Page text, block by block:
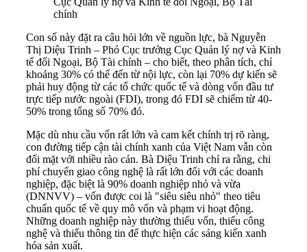
chính
Con số này đặt ra câu hỏi lớn về nguồn lực, bà Nguyễn
Thị Diệu Trinh – Phó Cục trưởng Cục Quản lý nợ và Kinh
tế đối Ngoại, Bộ Tài chính – cho biết, theo phân tích, chỉ
khoảng 30% có thể đến từ nội lực, còn lại 70% dự kiến sẽ
phải huy động từ các tổ chức quốc tế và dòng vốn đầu tư
trực tiếp nước ngoài (FDI), trong đó FDI sẽ chiếm từ 40-
50% trong tổng số 70% đó.
Mặc dù nhu cầu vốn rất lớn và cam kết chính trị rõ ràng,
con đường tiếp cận tài chính xanh của Việt Nam vẫn còn
đối mặt với nhiều rào cản. Bà Diệu Trinh chỉ ra rằng, chi
phí chuyển giao công nghệ là rất lớn đối với các doanh
nghiệp, đặc biệt là 90% doanh nghiệp nhỏ và vừa
(DNNVV) – vốn được coi là "siêu siêu nhỏ" theo tiêu
chuẩn quốc tế về quy mô vốn và phạm vi hoạt động.
Những doanh nghiệp này thường thiếu vốn, thiếu công
nghệ và thiếu thông tin để thực hiện các sáng kiến xanh
hóa sản xuất.